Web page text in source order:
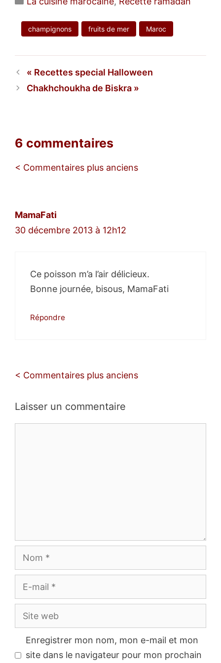
champignons fruits de mer Maroc
Recettes special Halloween
Chakhchoukha de Biskra
6 commentaires
Navigation
< Commentaires plus anciens
MamaFati
30 décembre 2013 à 12h12
Ce poisson m’a l’air délicieux.
Bonne journée, bisous, MamaFati
Répondre
Navigation
commentaires
< Commentaires plus anciens
Laisser un commentaire
Nom
E-
mail
Site
web
Enregistrer mon nom, mon e-mail et mon
site dans le navigateur pour mon prochain